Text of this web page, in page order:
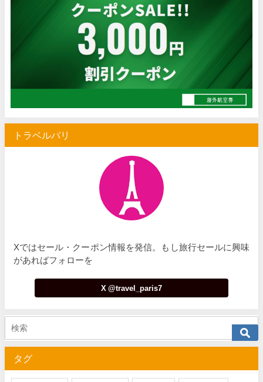
HIS) 海外航空券 2,000円OFFクーポン
NEWT) 海外ツアー 最大10%OFFクーポン
Trip.com) 航空券 最大3,000円OFFクーポン
Trip.com) 海外航空券 最大2,500円OFFクーポン
サプライス) 海外航空券 3,000円OFFクーポン
02/20 サプライス) 海外航空券 3,000円OFFクーポン
HIS) 海外航空券 2,000円OFFクーポン
HIS) 夏旅キャンペーン(関西発)
トラベルパリ
Xではセール・クーポン情報を発信。もし旅行セールに興味
があればフォローを
X @travel_paris7
タグ